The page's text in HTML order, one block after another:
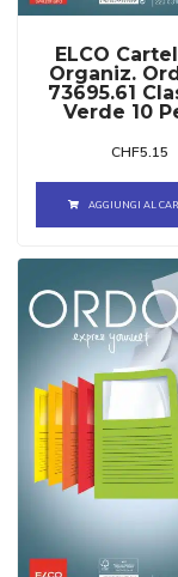
ELCO
Organiz.
73695.61
Verde 10
CHF5.15
AGGIUNGI AL